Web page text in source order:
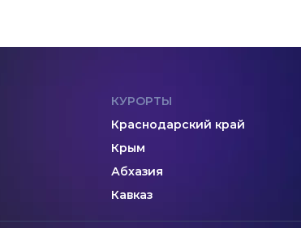
КУРОРТЫ
Краснодарский край
Крым
Абхазия
Кавказ